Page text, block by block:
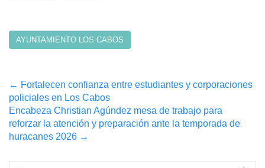
AYUNTAMIENTO LOS CABOS
Post
navigation
← Fortalecen confianza entre estudiantes y corporaciones
policiales en Los Cabos
Encabeza Christian Agúndez mesa de trabajo para
reforzar la atención y preparación ante la temporada de
huracanes 2026 →